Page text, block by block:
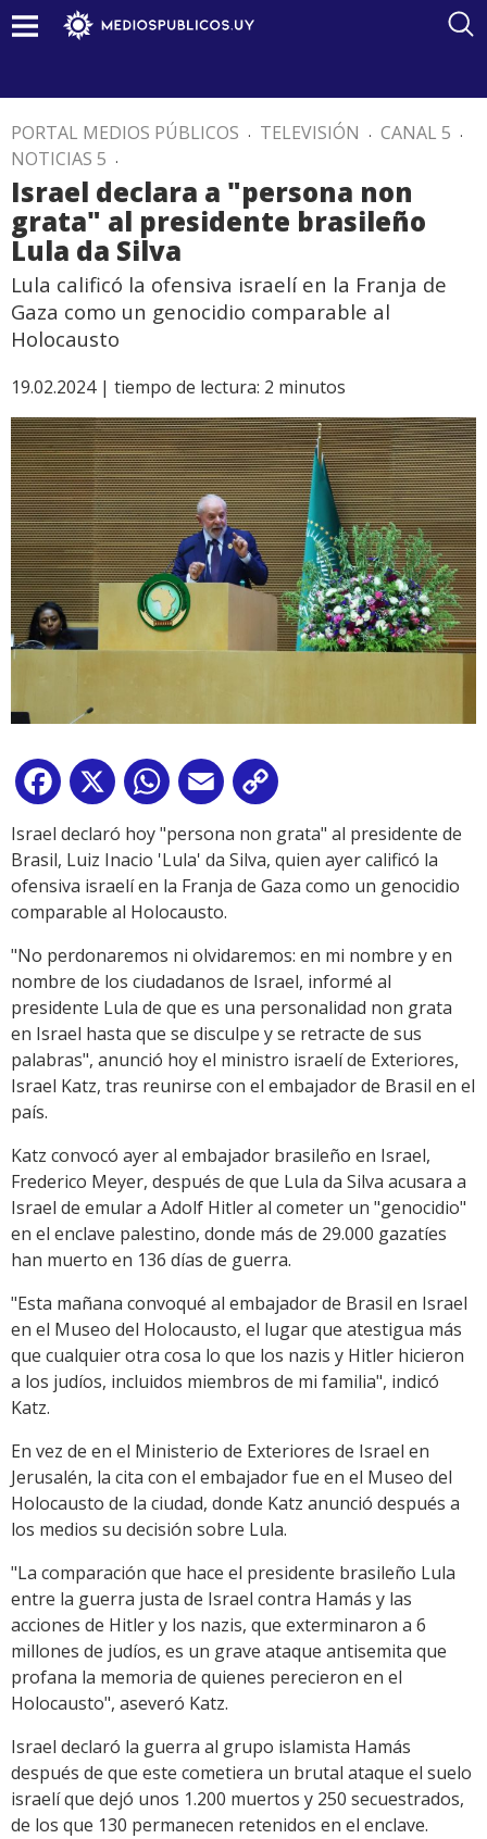
PORTAL MEDIOS PÚBLICOS . TELEVISIÓN . CANAL 5 .
NOTICIAS 5 .
Israel declara a "persona non
grata" al presidente brasileño
Lula da Silva
Lula calificó la ofensiva israelí en la Franja de
Gaza como un genocidio comparable al
Holocausto
19.02.2024 | tiempo de lectura: 2 minutos
Facebook
X WhatsApp
Email
Link
Israel declaró hoy "persona non grata" al presidente de
Brasil, Luiz Inacio 'Lula' da Silva, quien ayer calificó la
ofensiva israelí en la Franja de Gaza como un genocidio
comparable al Holocausto.
"No perdonaremos ni olvidaremos: en mi nombre y en
nombre de los ciudadanos de Israel, informé al
presidente Lula de que es una personalidad non grata
en Israel hasta que se disculpe y se retracte de sus
palabras", anunció hoy el ministro israelí de Exteriores,
Israel Katz, tras reunirse con el embajador de Brasil en el
país.
Katz convocó ayer al embajador brasileño en Israel,
Frederico Meyer, después de que Lula da Silva acusara a
Israel de emular a Adolf Hitler al cometer un "genocidio"
en el enclave palestino, donde más de 29.000 gazatíes
han muerto en 136 días de guerra.
"Esta mañana convoqué al embajador de Brasil en Israel
en el Museo del Holocausto, el lugar que atestigua más
que cualquier otra cosa lo que los nazis y Hitler hicieron
a los judíos, incluidos miembros de mi familia", indicó
Katz.
En vez de en el Ministerio de Exteriores de Israel en
Jerusalén, la cita con el embajador fue en el Museo del
Holocausto de la ciudad, donde Katz anunció después a
los medios su decisión sobre Lula.
"La comparación que hace el presidente brasileño Lula
entre la guerra justa de Israel contra Hamás y las
acciones de Hitler y los nazis, que exterminaron a 6
millones de judíos, es un grave ataque antisemita que
profana la memoria de quienes perecieron en el
Holocausto", aseveró Katz.
Israel declaró la guerra al grupo islamista Hamás
después de que este cometiera un brutal ataque el suelo
israelí que dejó unos 1.200 muertos y 250 secuestrados,
de los que 130 permanecen retenidos en el enclave.